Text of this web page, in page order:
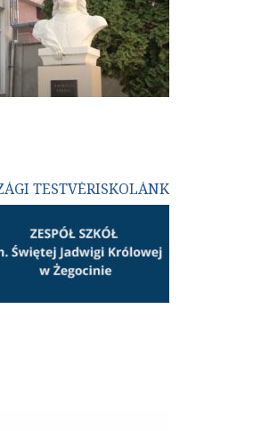
TESTVÉRISKOLÁNK